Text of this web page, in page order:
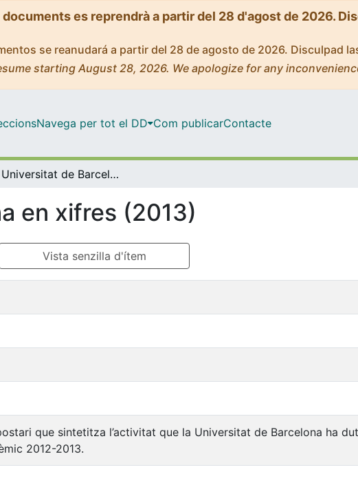
es reprendrà a partir del 28 d'agost de 2026.
se reanudará a partir del 28 de agosto de 2026. Disculpad
starting August 28, 2026. We apologize for any
Navega per tot el DD Com publicarContacte
La Universitat de Barcelona en xifres (2013)
en xifres (2013)
Vista senzilla d'ítem
que sintetitza l’activitat que la Universitat de Barcelona ha
2012-2013.